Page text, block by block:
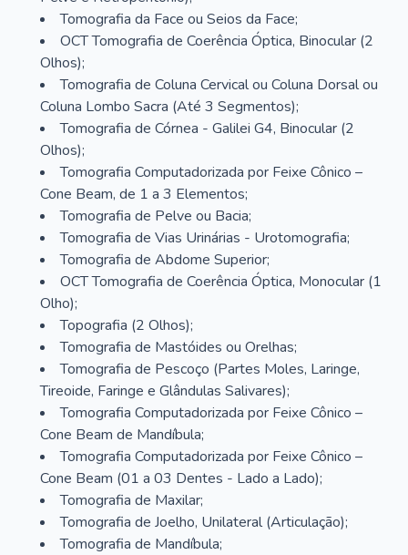
Tomografia da Face ou Seios da Face;
OCT Tomografia de Coerência Óptica, Binocular (2
Olhos);
Tomografia de Coluna Cervical ou Coluna Dorsal ou
Coluna Lombo Sacra (Até 3 Segmentos);
Tomografia de Córnea - Galilei G4, Binocular (2
Olhos);
Tomografia Computadorizada por Feixe Cônico –
Cone Beam, de 1 a 3 Elementos;
Tomografia de Pelve ou Bacia;
Tomografia de Vias Urinárias - Urotomografia;
Tomografia de Abdome Superior;
OCT Tomografia de Coerência Óptica, Monocular (1
Olho);
Topografia (2 Olhos);
Tomografia de Mastóides ou Orelhas;
Tomografia de Pescoço (Partes Moles, Laringe,
Tireoide, Faringe e Glândulas Salivares);
Tomografia Computadorizada por Feixe Cônico –
Cone Beam de Mandíbula;
Tomografia Computadorizada por Feixe Cônico –
Cone Beam (01 a 03 Dentes - Lado a Lado);
Tomografia de Maxilar;
Tomografia de Joelho, Unilateral (Articulação);
Tomografia de Mandíbula;